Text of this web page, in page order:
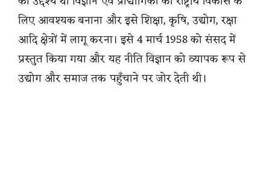
लिए आवश्यक बनाना और इसे शिक्षा, कृषि, उद्योग, रक्षा
आदि क्षेत्रों में लागू करना। इसे 4 मार्च 1958 को संसद में
प्रस्तुत किया गया और यह नीति विज्ञान को व्यापक रूप से
उद्योग और समाज तक पहुँचाने पर जोर देती थी।